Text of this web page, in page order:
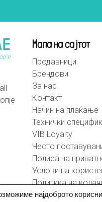
Мапа на сајтот
Продавници
Брендови
За нас
Контакт
Начин на плаќање
Технички
VIB Loyalty
Често
Полиса на
Услови на
Политика на
најдоброто